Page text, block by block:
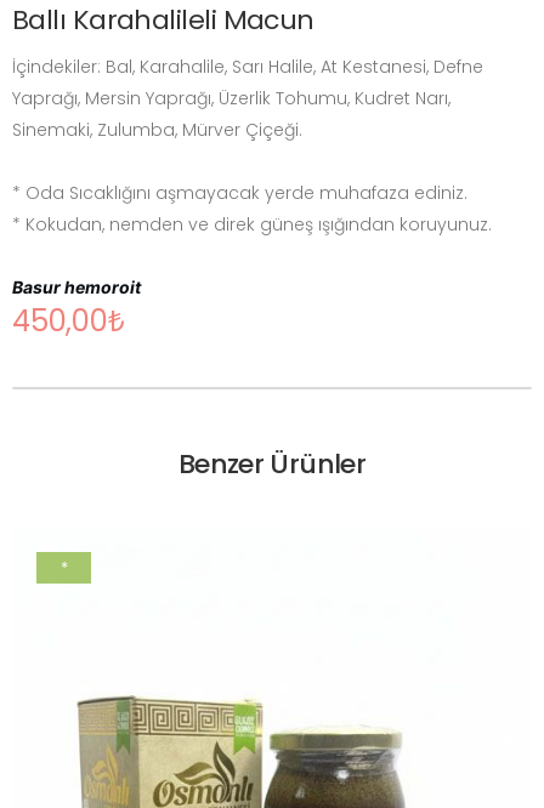
Ballı Karahalileli Macun
İçindekiler: Bal, Karahalile, Sarı Halile, At Kestanesi, Defne
Yaprağı, Mersin Yaprağı, Üzerlik Tohumu, Kudret Narı,
Sinemaki, Zulumba, Mürver Çiçeği.
* Oda Sıcaklığını aşmayacak yerde muhafaza ediniz.
* Kokudan, nemden ve direk güneş ışığından koruyunuz.
Basur hemoroit
450,00
Benzer Ürünler
*